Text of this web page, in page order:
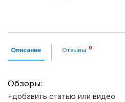
Описание Отзывы
Обзоры:
+добавить статью или видео